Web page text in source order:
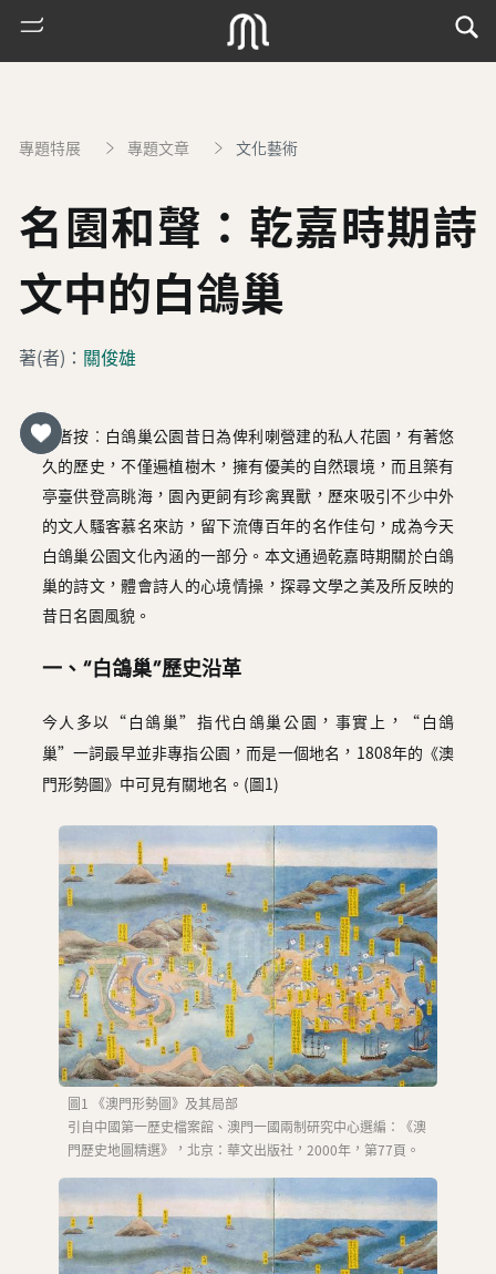
專題特展 專題文章 文化藝術
名園和聲：乾嘉時期詩
文中的白鴿巢
著(者)： 關俊雄
編者按︰白鴿巢公園昔日為俾利喇營建的私人花園，有著悠
久的歷史，不僅遍植樹木，擁有優美的自然環境，而且築有
亭臺供登高眺海，園內更飼有珍禽異獸，歷來吸引不少中外
的文人騷客慕名來訪，留下流傳百年的名作佳句，成為今天
白鴿巢公園文化內涵的一部分。本文通過乾嘉時期關於白鴿
巢的詩文，體會詩人的心境情操，探尋文學之美及所反映的
昔日名園風貌。
一、“白鴿巢”歷史沿革
今人多以“白鴿巢”指代白鴿巢公園，事實上，“白鴿
巢”一詞最早並非專指公園，而是一個地名，1808年的《澳
門形勢圖》中可見有關地名。(圖1)
圖1 《澳門形勢圖》及其局部
引自中國第一歷史檔案館、澳門一國兩制研究中心選編：《澳
門歷史地圖精選》，北京：華文出版社，2000年，第77頁。